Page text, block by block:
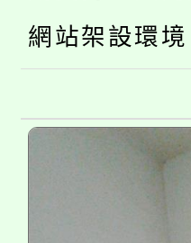
程，歡
心理、
系所師
縣市「
門員」
踴躍報
桃園市
要點
「桃園
展演活
115年
義教育
網站架設環境